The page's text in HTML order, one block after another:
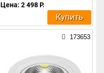
Цена: 2 498 Р.
Купить
173653